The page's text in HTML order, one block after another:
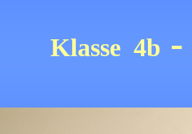
Klasse 4b -